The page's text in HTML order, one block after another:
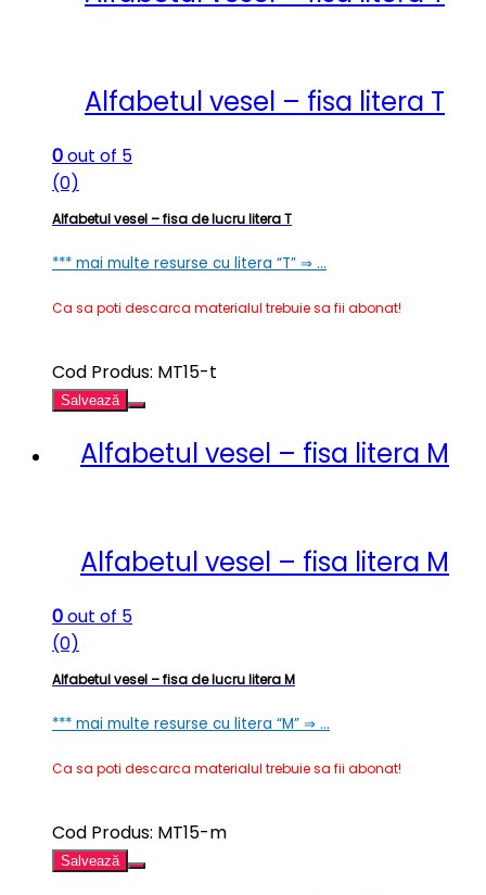
Alfabetul vesel – fisa litera T
0out of 5
(0)
Alfabetul vesel – fisa de lucru litera T
*** mai multe resurse cu litera “T” ⇒ …
Ca sa poti descarca materialul trebuie sa fii abonat!
Cod Produs: MT15-t
Salvează
Alfabetul vesel – fisa litera M
Alfabetul vesel – fisa litera M
0out of 5
(0)
Alfabetul vesel – fisa de lucru litera M
*** mai multe resurse cu litera “M” ⇒ …
Ca sa poti descarca materialul trebuie sa fii abonat!
Cod Produs: MT15-m
Salvează